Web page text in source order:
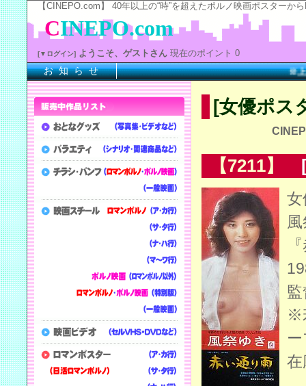
【CINEPO.com】 40年以上の“時”を超えたポルノ映画ポスター
[女優ポス
【7211】 [
※
在
※上記の
CINEPO.com
[▼ログイン] ようこそ、ゲストさん 現在のポイント 0
お 知 ら せ